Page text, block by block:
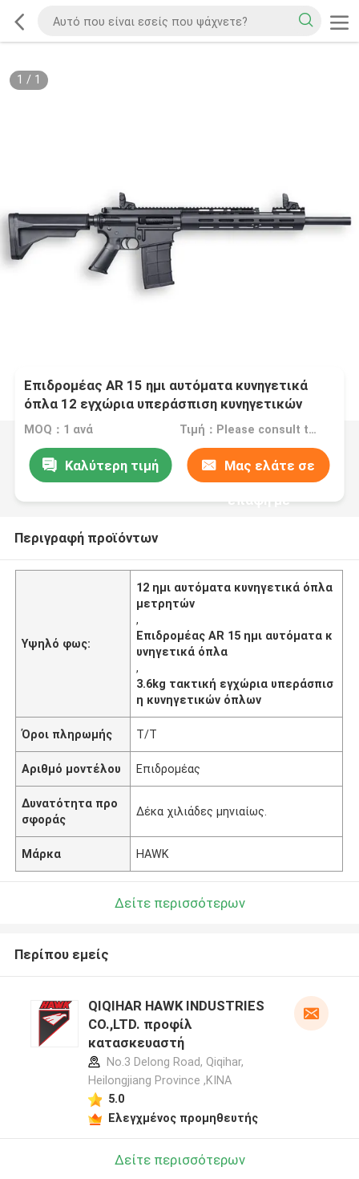
1 / 1
Επιδρομέας AR 15 ημι αυτόματα κυνηγετικά
όπλα 12 εγχώρια υπεράσπιση κυνηγετικών
όπλων μετρητών ημι αυτόματη τακτική
MOQ：1 ανά Τιμή：Please consult the sales representative for details.
Καλύτερη τιμή Μας ελάτε σε
επαφή με
Περιγραφή προϊόντων
Υψηλό φως:
12 ημι αυτόματα κυνηγετικά όπλα
μετρητών
,
Επιδρομέας AR 15 ημι αυτόματα κ
υνηγετικά όπλα
,
3.6kg τακτική εγχώρια υπεράσπισ
η κυνηγετικών όπλων
Όροι πληρωμής T/T
Αριθμό μοντέλου Επιδρομέας
Δυνατότητα προ
σφοράς
Δέκα χιλιάδες μηνιαίως.
Μάρκα HAWK
Δείτε περισσότερων
Περίπου εμείς
QIQIHAR HAWK INDUSTRIES
CO.,LTD. προφίλ
κατασκευαστή
No.3 Delong Road, Qiqihar,
Heilongjiang Province ,ΚΙΝΑ
5.0
Ελεγχμένος προμηθευτής
Δείτε περισσότερων